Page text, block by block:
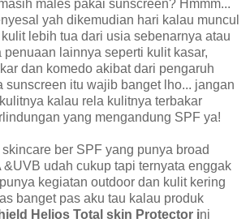
males pakai sunscreen? Hmmm...
yah dikemudian hari kalau muncul
lebih tua dari usia sebenarnya atau
penuaan lainnya seperti kulit kasar,
dan komedo akibat dari pengaruh
sunscreen itu wajib banget lho... jangan
kalau rela kulitnya terbakar
yang mengandung SPF ya!
ber SPF yang punya broad
&UVB udah cukup tapi ternyata enggak
kegiatan outdoor dan kulit kering
banget pas aku tau kalau produk
Helios Total skin Protector ini